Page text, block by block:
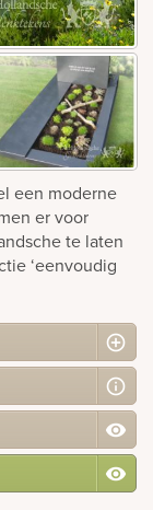
een moderne
er voor
te laten
‘eenvoudig